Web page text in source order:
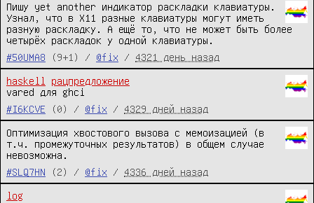
Пишу yet another индикатор раскладки клавиатуры.
Узнал, что в X11 разные клавиатуры могут иметь
разную раскладку. А ещё то, что не может быть более
четырёх раскладок у одной клавиатуры.
#50UMA8
(9+1) / @fix / 4321 день назад
haskell
рацпредложение
vared для ghci
#I6KCVE
(0) / @fix / 4329 дней назад
Оптимизация хвостового вызова с мемоизацией (в
т.ч. промежуточных результатов) в общем случае
невозможна.
#SLQ7HN
(2) / @fix / 4336 дней назад
log